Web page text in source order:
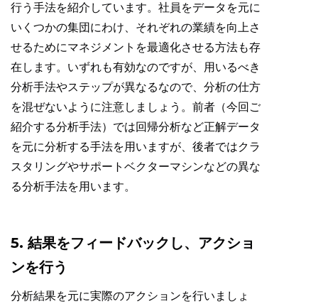
行う手法を紹介しています。社員をデータを元に
いくつかの集団にわけ、それぞれの業績を向上さ
せるためにマネジメントを最適化させる方法も存
在します。いずれも有効なのですが、用いるべき
分析手法やステップが異なるなので、分析の仕方
を混ぜないように注意しましょう。前者（今回ご
紹介する分析手法）では回帰分析など正解データ
を元に分析する手法を用いますが、後者ではクラ
スタリングやサポートベクターマシンなどの異な
る分析手法を用います。
5. 結果をフィードバックし、アクショ
ンを行う
分析結果を元に実際のアクションを行いましょ